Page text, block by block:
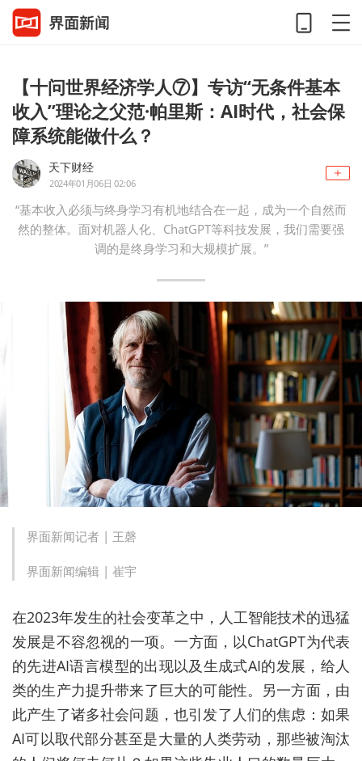
【十问世界经济学人⑦】专访“无条件基本
收入”理论之父范·帕里斯：AI时代，社会保
障系统能做什么？
天下财经
2024年01月06日 02:06
“基本收入必须与终身学习有机地结合在一起，成为一个自然而
然的整体。面对机器人化、ChatGPT等科技发展，我们需要强
调的是终身学习和大规模扩展。”
界面新闻记者 | 王磬
界面新闻编辑 | 崔宇
在2023年发生的社会变革之中，人工智能技术的迅猛
发展是不容忽视的一项。一方面，以ChatGPT为代表
的先进AI语言模型的出现以及生成式AI的发展，给人
类的生产力提升带来了巨大的可能性。另一方面，由
此产生了诸多社会问题，也引发了人们的焦虑：如果
AI可以取代部分甚至是大量的人类劳动，那些被淘汰